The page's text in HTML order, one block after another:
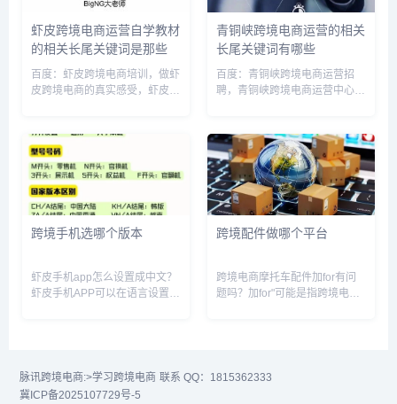
虾皮跨境电商运营自学教材
的相关长尾关键词是那些
百度：虾皮跨境电商培训，做虾
皮跨境电商的真实感受，虾皮跨
能赚多少钱，虾皮跨境电商卖家
app，虾皮跨境电商怎么运营，
虾皮跨境电商运营模式，跨境电
商...
青铜峡跨境电商运营的相关
长尾关键词有哪些
百度：青铜峡跨境电商运营招
聘，青铜峡跨境电商运营中心，
作，青铜峡最近项目开工搜狗：
青铜峡大数据运营中心，青铜峡
货运站电话多少360：青铜峡
跨...
跨境手机选哪个版本
虾皮手机app怎么设置成中文？
虾皮手机APP可以在语言设置中
“语言和地区”选项。...
跨境配件做哪个平台
跨境电商摩托车配件加for有问
题吗？加for"可能是指跨境电商
台上销售的商品可能...
脉讯跨境电商:>学习跨境电商 联系 QQ：1815362333
冀ICP备2025107729号-5